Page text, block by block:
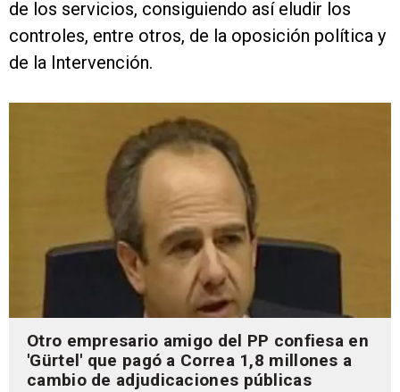
de los servicios, consiguiendo así eludir los
controles, entre otros, de la oposición política y
de la Intervención.
Otro empresario amigo del PP confiesa en
'Gürtel' que pagó a Correa 1,8 millones a
cambio de adjudicaciones públicas